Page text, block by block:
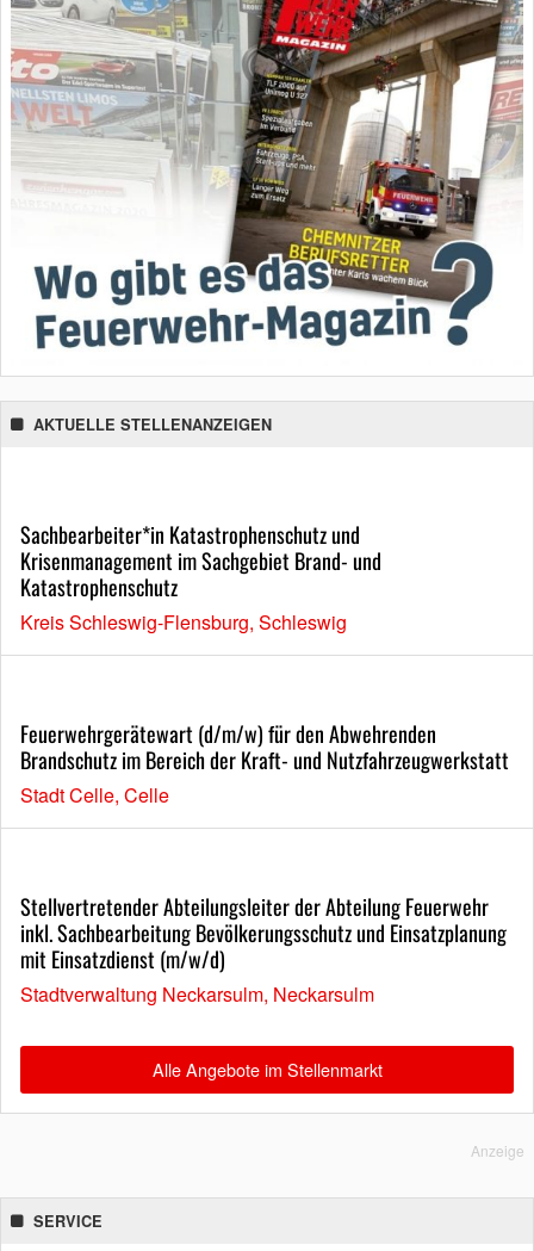
AKTUELLE STELLENANZEIGEN
Sachbearbeiter*in Katastrophenschutz und
Krisenmanagement im Sachgebiet Brand- und
Katastrophenschutz
Kreis Schleswig-Flensburg, Schleswig
Feuerwehrgerätewart (d/m/w) für den Abwehrenden
Brandschutz im Bereich der Kraft- und Nutzfahrzeugwerkstatt
Stadt Celle, Celle
Stellvertretender Abteilungsleiter der Abteilung Feuerwehr
inkl. Sachbearbeitung Bevölkerungsschutz und Einsatzplanung
mit Einsatzdienst (m/w/d)
Stadtverwaltung Neckarsulm, Neckarsulm
Alle Angebote im Stellenmarkt
Anzeige
SERVICE